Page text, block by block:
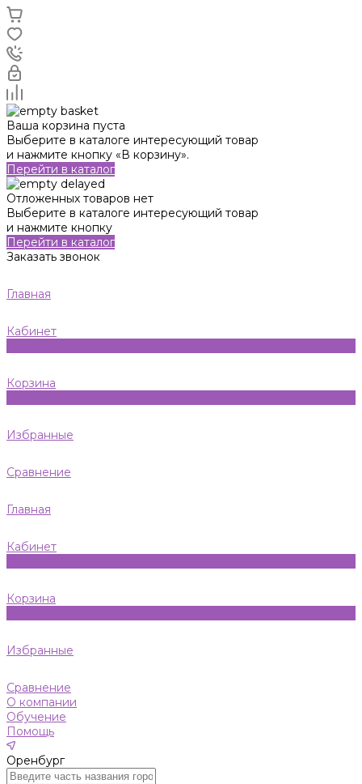
Ваша корзина пуста
Выберите в каталоге интересующий товар
и нажмите кнопку «В корзину».
Перейти в каталог
Отложенных товаров нет
Выберите в каталоге интересующий товар
и нажмите кнопку
Перейти в каталог
Заказать звонок
Главная
Кабинет
Корзина
Избранные
Сравнение
Главная
Кабинет
Корзина
Избранные
Сравнение
О компании
Обучение
Помощь
Оренбург